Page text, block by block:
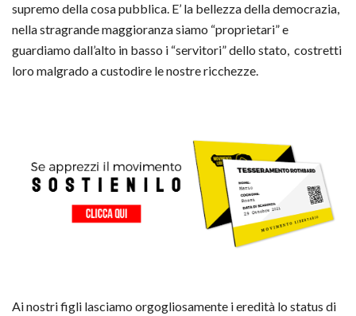
supremo della cosa pubblica. E’ la bellezza della democrazia,
nella stragrande maggioranza siamo “proprietari” e
guardiamo dall’alto in basso i “servitori” dello stato, costretti
loro malgrado a custodire le nostre ricchezze.
Ai nostri figli lasciamo orgogliosamente i eredità lo status di